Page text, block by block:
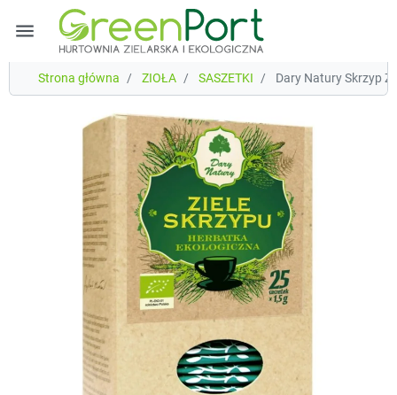
menu
Strona główna ZIOŁA SASZETKI Dary Natury Skrzyp